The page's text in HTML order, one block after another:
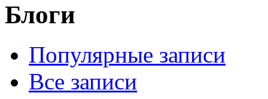
Блоги
Популярные записи
Все записи